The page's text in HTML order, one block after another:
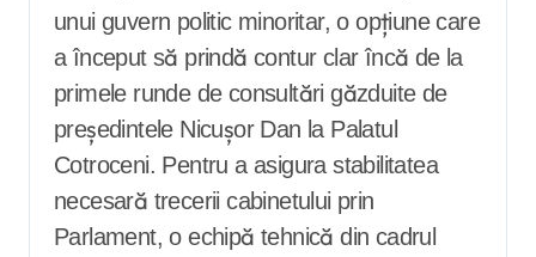
unui guvern politic minoritar, o opțiune care
a început să prindă contur clar încă de la
primele runde de consultări găzduite de
președintele Nicușor Dan la Palatul
Cotroceni. Pentru a asigura stabilitatea
necesară trecerii cabinetului prin
Parlament, o echipă tehnică din cadrul